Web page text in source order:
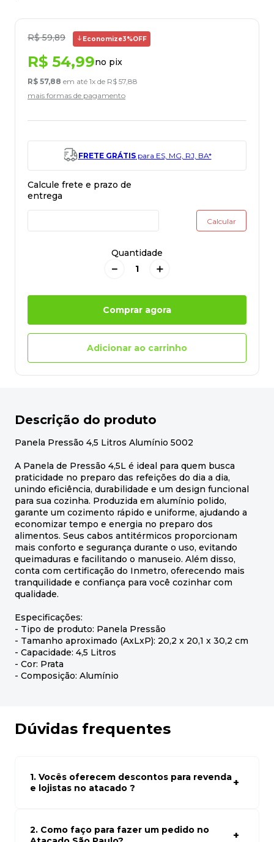
R$ 59,89 Economize3%OFF
R$ 54,99no pix
R$ 57,88 em até 1x de R$ 57,88
mais formas de pagamento
FRETE GRÁTISpara ES, MG, RJ, BA*
Quantidade
＋
－
Comprar agora
Adicionar ao carrinho
Descrição do produto
Panela Pressão 4,5 Litros Alumínio 5002
A Panela de Pressão 4,5L é ideal para quem busca
praticidade no preparo das refeições do dia a dia,
unindo eficiência, durabilidade e um design funcional
para sua cozinha. Produzida em alumínio polido,
garante um cozimento rápido e uniforme, ajudando a
economizar tempo e energia no preparo dos
alimentos. Seus cabos antitérmicos proporcionam
mais conforto e segurança durante o uso, evitando
queimaduras e facilitando o manuseio. Além disso,
conta com certificação do Inmetro, oferecendo mais
tranquilidade e confiança para você cozinhar com
qualidade.
Especificações:
- Tipo de produto: Panela Pressão
- Tamanho aproximado (AxLxP): 20,2 x 20,1 x 30,2 cm
- Capacidade: 4,5 Litros
- Cor: Prata
- Composição: Alumínio
Dúvidas frequentes
1. Vocês oferecem descontos para revenda
e lojistas no atacado ?
atacado empresas e compre com os melhores preços
para seu modelo de negócio
2. Como faço para fazer um pedido no